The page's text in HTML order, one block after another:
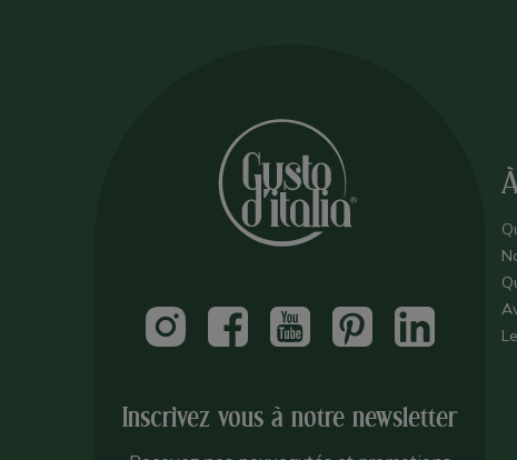
Inscrivez vous à notre newsletter